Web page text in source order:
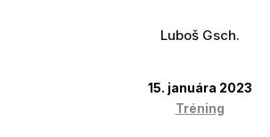
Luboš Gsch.
15. januára 2023
Tréning